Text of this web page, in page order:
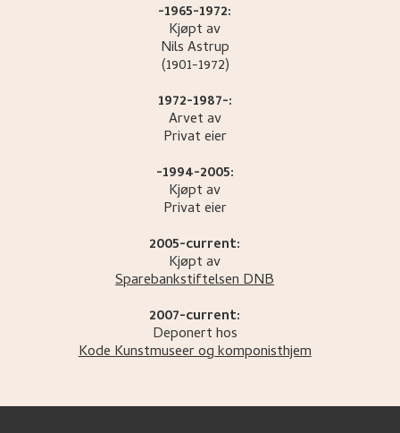
-1965-1972:
Kjøpt av
NilsAstrup
(1901-1972)
1972-1987-:
Arvet av
Privat eier
-1994-2005:
Kjøpt av
Privat eier
2005-current:
Kjøpt av
Sparebankstiftelsen DNB
2007-current:
Deponert hos
Kode Kunstmuseer og komponisthjem